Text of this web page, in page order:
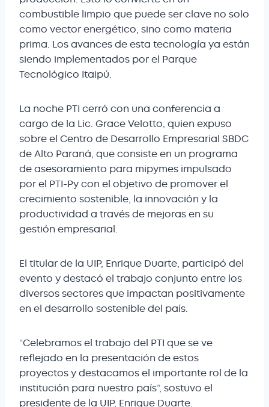
combustible limpio que puede ser clave no solo
como vector energético, sino como materia
prima. Los avances de esta tecnología ya están
siendo implementados por el Parque
Tecnológico Itaipú.
La noche PTI cerró con una conferencia a
cargo de la Lic. Grace Velotto, quien expuso
sobre el Centro de Desarrollo Empresarial SBDC
de Alto Paraná, que consiste en un programa
de asesoramiento para mipymes impulsado
por el PTI-Py con el objetivo de promover el
crecimiento sostenible, la innovación y la
productividad a través de mejoras en su
gestión empresarial.
El titular de la UIP, Enrique Duarte, participó del
evento y destacó el trabajo conjunto entre los
diversos sectores que impactan positivamente
en el desarrollo sostenible del país.
“Celebramos el trabajo del PTI que se ve
reflejado en la presentación de estos
proyectos y destacamos el importante rol de la
institución para nuestro país”, sostuvo el
presidente de la UIP, Enrique Duarte.